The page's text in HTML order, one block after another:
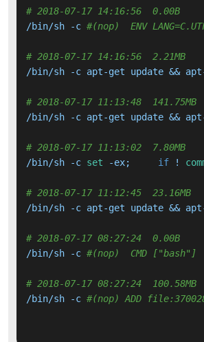
# 2018-07-17 14:16:56  0.00B
/bin/sh -c #(nop)  ENV
# 2018-07-17 14:16:56  2.21MB
# 2018-07-17 11:13:48  141.75MB
# 2018-07-17 11:13:02  7.80MB
/bin/sh -c set if !
# 2018-07-17 11:12:45  23.16MB
# 2018-07-17 08:27:24  0.00B
/bin/sh -c #(nop)  CMD ["bash"]
# 2018-07-17 08:27:24  100.58MB
/bin/sh -c #(nop) ADD